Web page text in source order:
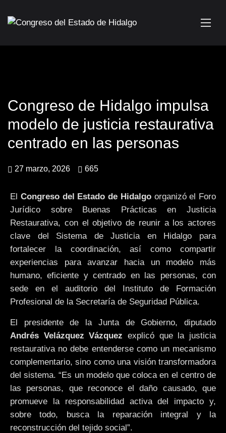
Congreso de Hidalgo impulsa
modelo de justicia restaurativa
centrado en las personas
27 marzo, 2026 665
El Congreso del Estado de Hidalgoorganizó el Foro
Jurídico sobre Buenas Prácticas en Justicia
Restaurativa, con el objetivo de reunir a los actores
clave del Sistema de Justicia en Hidalgo para
fortalecer la coordinación, así como compartir
experiencias para avanzar hacia un modelo más
humano, eficiente y centrado en las personas, con
sede en el auditorio del Instituto de Formación
Profesional de la Secretaría de Seguridad Pública.
El presidente de la Junta de Gobierno, diputado
Andrés Velázquez Vázquez explicó que la justicia
restaurativa no debe entenderse como un mecanismo
complementario, sino como una visión transformadora
del sistema. “Es un modelo que coloca en el centro de
las personas, que reconoce el daño causado, que
promueve la responsabilidad activa del impacto y,
sobre todo, busca la reparación integral y la
reconstrucción del tejido social”.